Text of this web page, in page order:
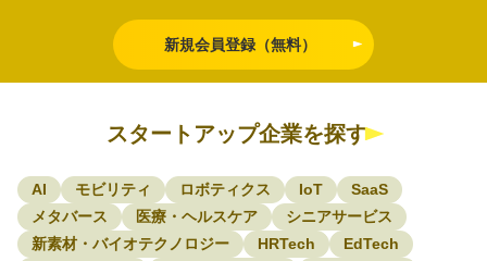
新規会員登録（無料）
スタートアップ企業を探す
AI モビリティ ロボティクス IoT
SaaS
メタバース
医療・ヘルスケア
シニアサービス
新素材・バイオテクノロジー
HRTech
EdTech